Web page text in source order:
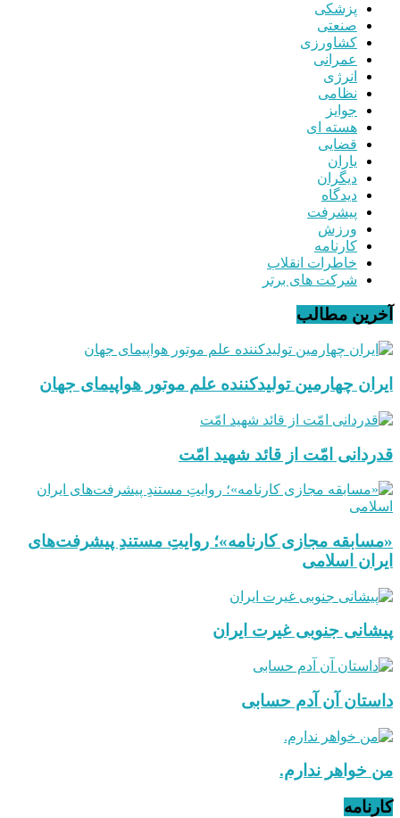
پزشکی
صنعتی
کشاورزی
عمرانی
انرژی
نظامی
جوایز
هسته ای
قضایی
یاران
دیگران
دیدگاه
پیشرفت
ورزش
کارنامه
خاطرات انقلاب
شرکت های برتر
آخرین مطالب
ایران چهارمین تولیدکننده علم موتور هواپیمای جهان
قدردانی امّت از قائد شهید امّت
«مسابقه مجازی کارنامه»؛ روایتِ مستندِ پیشرفت‌های
ایران اسلامی
پیشانی جنوبی غیرت ایران
داستان آن آدم حسابی
من خواهر ندارم.
کارنامه